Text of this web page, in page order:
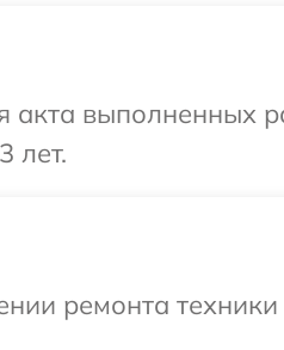
акта выполненных
лет.
ремонта